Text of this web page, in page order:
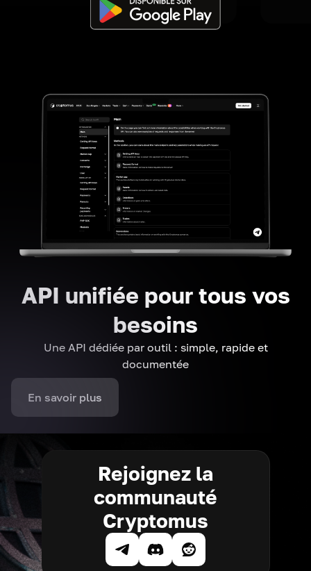
API unifiée pour tous vos
besoins
Une API dédiée par outil : simple, rapide et
documentée
En savoir plus
Rejoignez la
communauté
Cryptomus